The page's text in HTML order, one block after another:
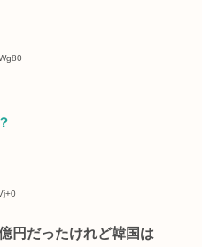
円だったけれど韓国は